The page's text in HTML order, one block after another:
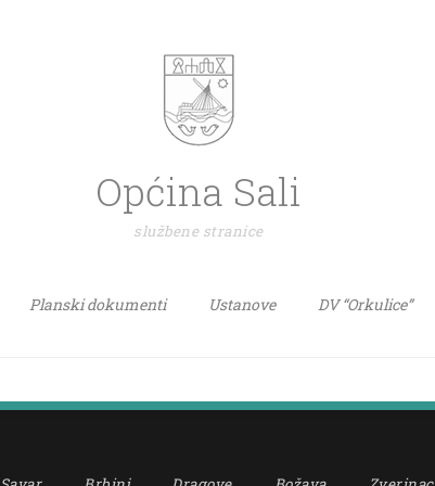
Općina Sali
službene stranice
Planski dokumenti Ustanove DV “Orkulice”